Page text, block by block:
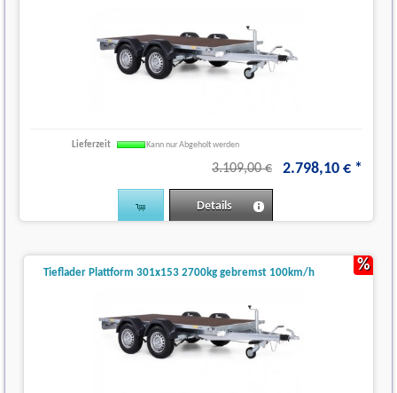
Lieferzeit Kann nur Abgeholt werden
3.109,00 € 2.798,10 € *
Details
Tieflader Plattform 301x153 2700kg gebremst 100km/h %